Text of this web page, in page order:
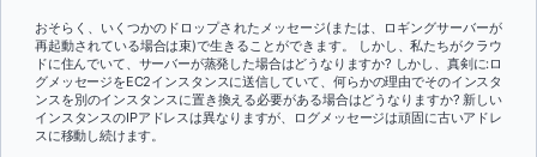
おそらく、いくつかのドロップされたメッセージ(または、ロギングサーバーが
再起動されている場合は束)で生きることができます。 しかし、私たちがクラウ
ドに住んでいて、サーバーが蒸発した場合はどうなりますか? しかし、真剣に:ロ
グメッセージをEC2インスタンスに送信していて、何らかの理由でそのインスタ
ンスを別のインスタンスに置き換える必要がある場合はどうなりますか? 新しい
インスタンスのIPアドレスは異なりますが、ログメッセージは頑固に古いアドレ
スに移動し続けます。